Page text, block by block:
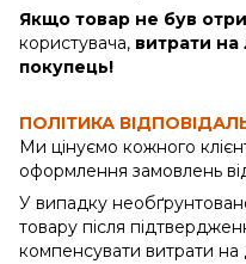
Якщо товар не був
користувача, витрати на
покупець!
ПОЛІТИКА
Ми цінуємо кожного
оформлення замовлень
У випадку
товару після
компенсувати витрати